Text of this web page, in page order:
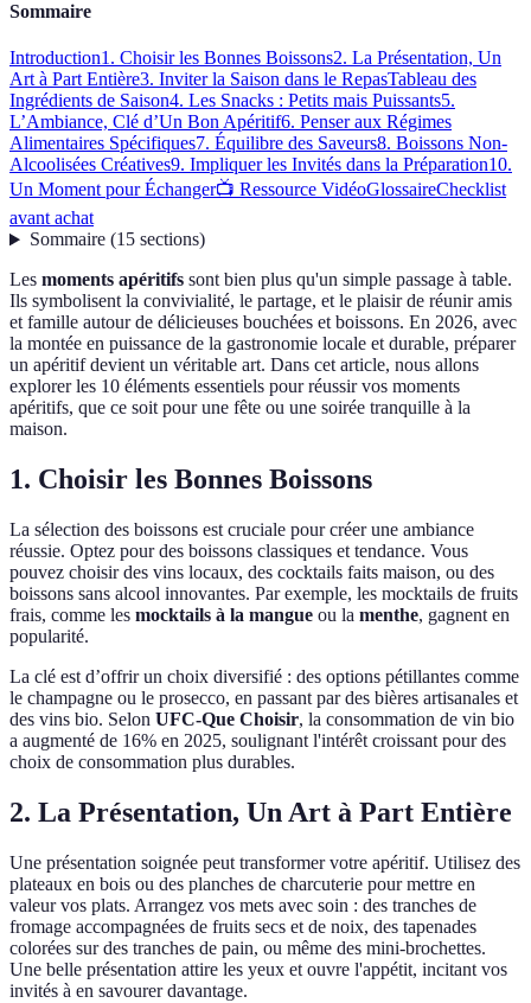
Sommaire
Introduction1. Choisir les Bonnes Boissons2. La Présentation, Un
Art à Part Entière3. Inviter la Saison dans le RepasTableau des
Ingrédients de Saison4. Les Snacks : Petits mais Puissants5.
L’Ambiance, Clé d’Un Bon Apéritif6. Penser aux Régimes
Alimentaires Spécifiques7. Équilibre des Saveurs8. Boissons Non-
Alcoolisées Créatives9. Impliquer les Invités dans la Préparation10.
Un Moment pour Échanger📺 Ressource VidéoGlossaireChecklist
avant achat
Sommaire(15 sections)
Les moments apéritifs sont bien plus qu'un simple passage à table.
Ils symbolisent la convivialité, le partage, et le plaisir de réunir amis
et famille autour de délicieuses bouchées et boissons. En 2026, avec
la montée en puissance de la gastronomie locale et durable, préparer
un apéritif devient un véritable art. Dans cet article, nous allons
explorer les 10 éléments essentiels pour réussir vos moments
apéritifs, que ce soit pour une fête ou une soirée tranquille à la
maison.
1. Choisir les Bonnes Boissons
La sélection des boissons est cruciale pour créer une ambiance
réussie. Optez pour des boissons classiques et tendance. Vous
pouvez choisir des vins locaux, des cocktails faits maison, ou des
boissons sans alcool innovantes. Par exemple, les mocktails de fruits
frais, comme les mocktails à la mangue ou la menthe, gagnent en
popularité.
La clé est d’offrir un choix diversifié : des options pétillantes comme
le champagne ou le prosecco, en passant par des bières artisanales et
des vins bio. Selon UFC-Que Choisir, la consommation de vin bio
a augmenté de 16% en 2025, soulignant l'intérêt croissant pour des
choix de consommation plus durables.
2. La Présentation, Un Art à Part Entière
Une présentation soignée peut transformer votre apéritif. Utilisez des
plateaux en bois ou des planches de charcuterie pour mettre en
valeur vos plats. Arrangez vos mets avec soin : des tranches de
fromage accompagnées de fruits secs et de noix, des tapenades
colorées sur des tranches de pain, ou même des mini-brochettes.
Une belle présentation attire les yeux et ouvre l'appétit, incitant vos
invités à en savourer davantage.